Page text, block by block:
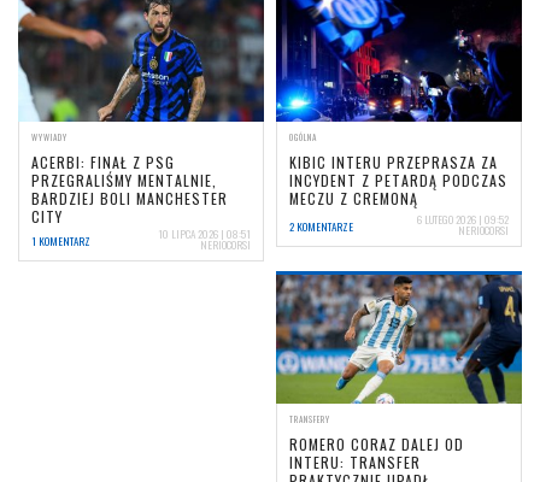
WYWIADY
ACERBI: FINAŁ Z PSG
PRZEGRALIŚMY MENTALNIE,
BARDZIEJ BOLI MANCHESTER
CITY
1 KOMENTARZ 10 LIPCA 2026 | 08:51
NERIOCORSI
OGÓLNA
KIBIC INTERU PRZEPRASZA ZA
INCYDENT Z PETARDĄ PODCZAS
MECZU Z CREMONĄ
2 KOMENTARZE 6 LUTEGO 2026 | 09:52
NERIOCORSI
TRANSFERY
ROMERO CORAZ DALEJ OD
INTERU: TRANSFER